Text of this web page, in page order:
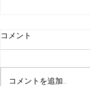
コメント
コメントを追加…